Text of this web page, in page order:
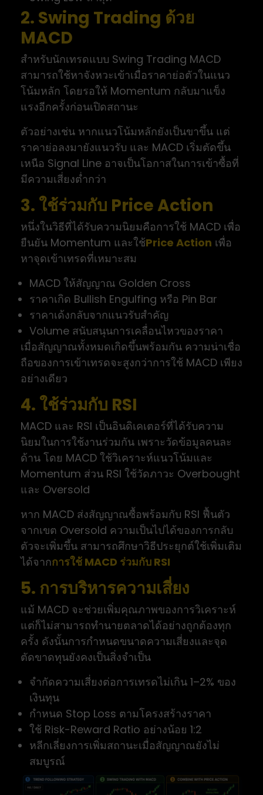
2. Swing Trading ด้วย
MACD
สำหรับนักเทรดแบบ Swing Trading MACD
สามารถใช้หาจังหวะเข้าเมื่อราคาย่อตัวในแนว
โน้มหลัก โดยรอให้ Momentum กลับมาแข็ง
แรงอีกครั้งก่อนเปิดสถานะ
ตัวอย่างเช่น หากแนวโน้มหลักยังเป็นขาขึ้น แต่
ราคาย่อลงมายังแนวรับ และ MACD เริ่มตัดขึ้น
เหนือ Signal Line อาจเป็นโอกาสในการเข้าซื้อที่
มีความเสี่ยงต่ำกว่า
3. ใช้ร่วมกับ Price Action
หนึ่งในวิธีที่ได้รับความนิยมคือการใช้ MACD เพื่อ
ยืนยัน Momentum และใช้Price Action เพื่อ
หาจุดเข้าเทรดที่เหมาะสม
MACD ให้สัญญาณ Golden Cross
ราคาเกิด Bullish Engulfing หรือ Pin Bar
ราคาเด้งกลับจากแนวรับสำคัญ
Volume สนับสนุนการเคลื่อนไหวของราคา
เมื่อสัญญาณทั้งหมดเกิดขึ้นพร้อมกัน ความน่าเชื่อ
ถือของการเข้าเทรดจะสูงกว่าการใช้ MACD เพียง
อย่างเดียว
4. ใช้ร่วมกับ RSI
MACD และ RSI เป็นอินดิเคเตอร์ที่ได้รับความ
นิยมในการใช้งานร่วมกัน เพราะวัดข้อมูลคนละ
ด้าน โดย MACD ใช้วิเคราะห์แนวโน้มและ
Momentum ส่วน RSI ใช้วัดภาวะ Overbought
และ Oversold
หาก MACD ส่งสัญญาณซื้อพร้อมกับ RSI ฟื้นตัว
จากเขต Oversold ความเป็นไปได้ของการกลับ
ตัวจะเพิ่มขึ้น สามารถศึกษาวิธีประยุกต์ใช้เพิ่มเติม
ได้จากการใช้ MACD ร่วมกับ RSI
5. การบริหารความเสี่ยง
แม้ MACD จะช่วยเพิ่มคุณภาพของการวิเคราะห์
แต่ก็ไม่สามารถทำนายตลาดได้อย่างถูกต้องทุก
ครั้ง ดังนั้นการกำหนดขนาดความเสี่ยงและจุด
ตัดขาดทุนยังคงเป็นสิ่งจำเป็น
จำกัดความเสี่ยงต่อการเทรดไม่เกิน 1–2% ของ
เงินทุน
กำหนด Stop Loss ตามโครงสร้างราคา
ใช้ Risk-Reward Ratio อย่างน้อย 1:2
หลีกเลี่ยงการเพิ่มสถานะเมื่อสัญญาณยังไม่
สมบูรณ์